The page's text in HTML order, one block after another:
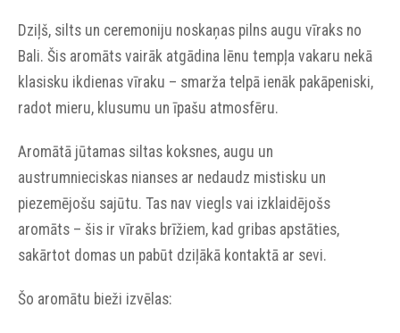
Dziļš, silts un ceremoniju noskaņas pilns augu vīraks no
Bali. Šis aromāts vairāk atgādina lēnu tempļa vakaru nekā
klasisku ikdienas vīraku – smarža telpā ienāk pakāpeniski,
radot mieru, klusumu un īpašu atmosfēru.
Aromātā jūtamas siltas koksnes, augu un
austrumnieciskas nianses ar nedaudz mistisku un
piezemējošu sajūtu. Tas nav viegls vai izklaidējošs
aromāts – šis ir vīraks brīžiem, kad gribas apstāties,
sakārtot domas un pabūt dziļākā kontaktā ar sevi.
Šo aromātu bieži izvēlas: